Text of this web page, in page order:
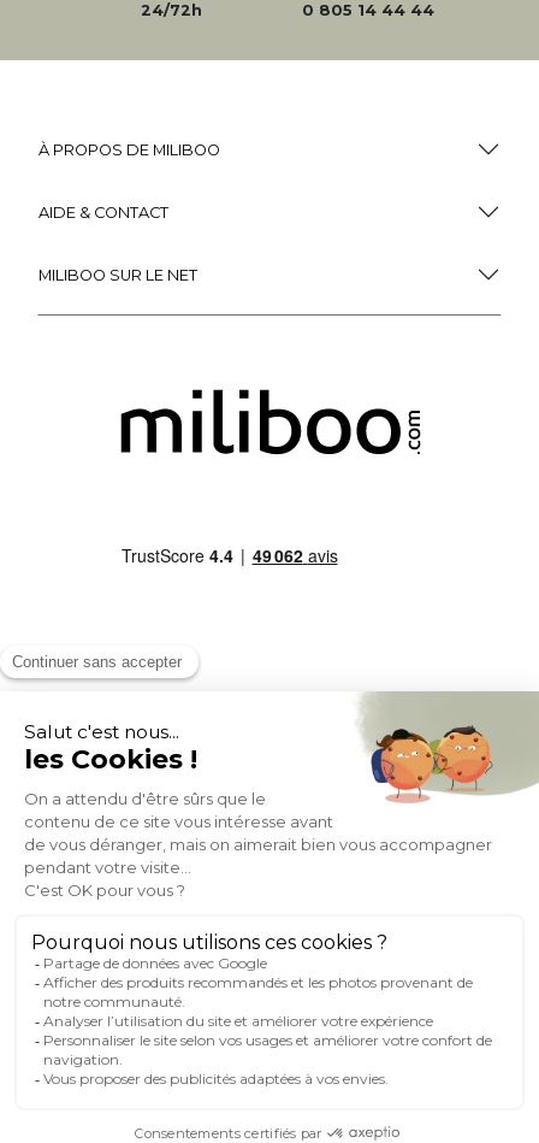
24/72h
0 805 14 44 44
À PROPOS DE MILIBOO
AIDE & CONTACT
MILIBOO SUR LE NET
MOYENS DE PAIEMENT
FRANCE
© 2007-2026 Miliboo